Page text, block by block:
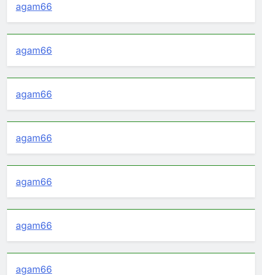
agam66
agam66
agam66
agam66
agam66
agam66
agam66